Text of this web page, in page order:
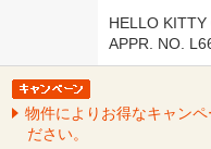
HELLO
APPR. NO.
物件によりお得なキャン
ださい。